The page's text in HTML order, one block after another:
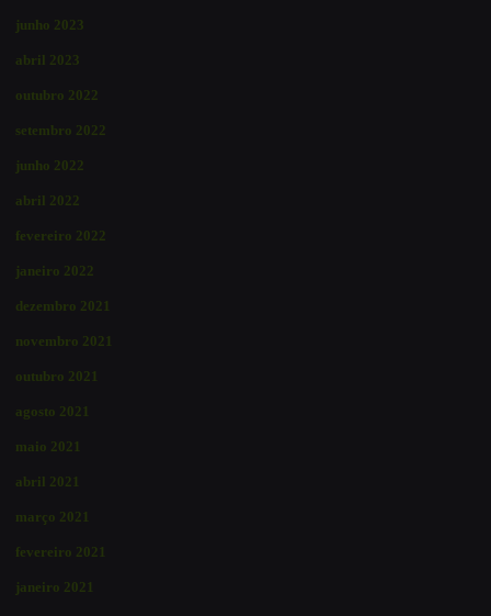
junho 2023
abril 2023
outubro 2022
setembro 2022
junho 2022
abril 2022
fevereiro 2022
janeiro 2022
dezembro 2021
novembro 2021
outubro 2021
agosto 2021
maio 2021
abril 2021
março 2021
fevereiro 2021
janeiro 2021